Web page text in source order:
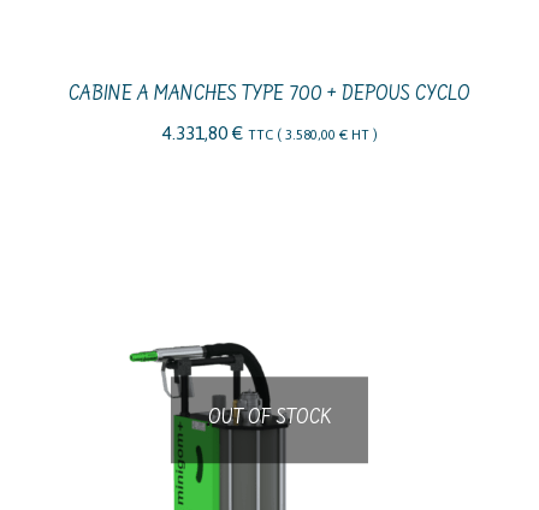
CABINE A MANCHES TYPE 700 + DEPOUS CYCLO
4.331,80 € TTC ( 3.580,00 €HT )
OUT OF STOCK